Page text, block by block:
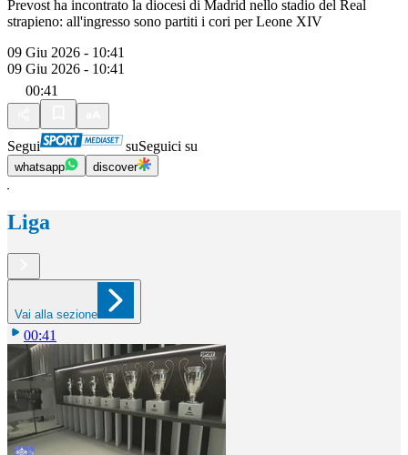
Prevost ha incontrato la diocesi di Madrid nello stadio del Real
strapieno: all'ingresso sono partiti i cori per Leone XIV
09 Giu 2026 - 10:41
09 Giu 2026 - 10:41
00:41
Segui suSeguici su
whatsapp discover
Liga
Vai alla sezione
00:41